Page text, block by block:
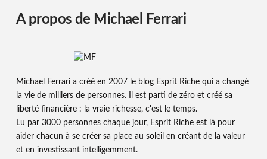
A propos de Michael Ferrari
Michael Ferrari a créé en 2007 le blog Esprit Riche qui a changé
la vie de milliers de personnes. Il est parti de zéro et créé sa
liberté financière : la vraie richesse, c'est le temps.
Lu par 3000 personnes chaque jour, Esprit Riche est là pour
aider chacun à se créer sa place au soleil en créant de la valeur
et en investissant intelligemment.